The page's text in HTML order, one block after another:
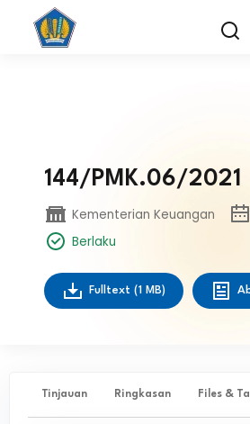
144/PMK.06/2021
Kementerian Keuangan
Berlaku
Fulltext (1 MB)
Tinjauan Ringkasan Files &